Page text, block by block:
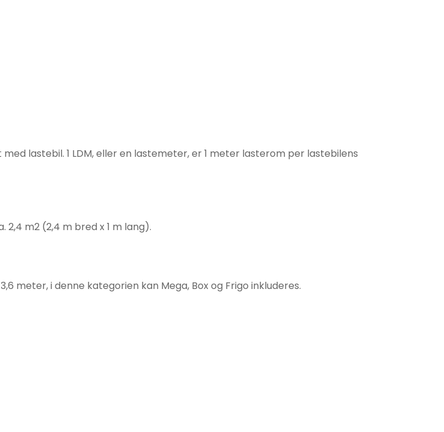
lastebil. 1 LDM, eller en lastemeter, er 1 meter lasterom per lastebilens
m2 (2,4 m bred x 1 m lang).
meter, i denne kategorien kan Mega, Box og Frigo inkluderes.